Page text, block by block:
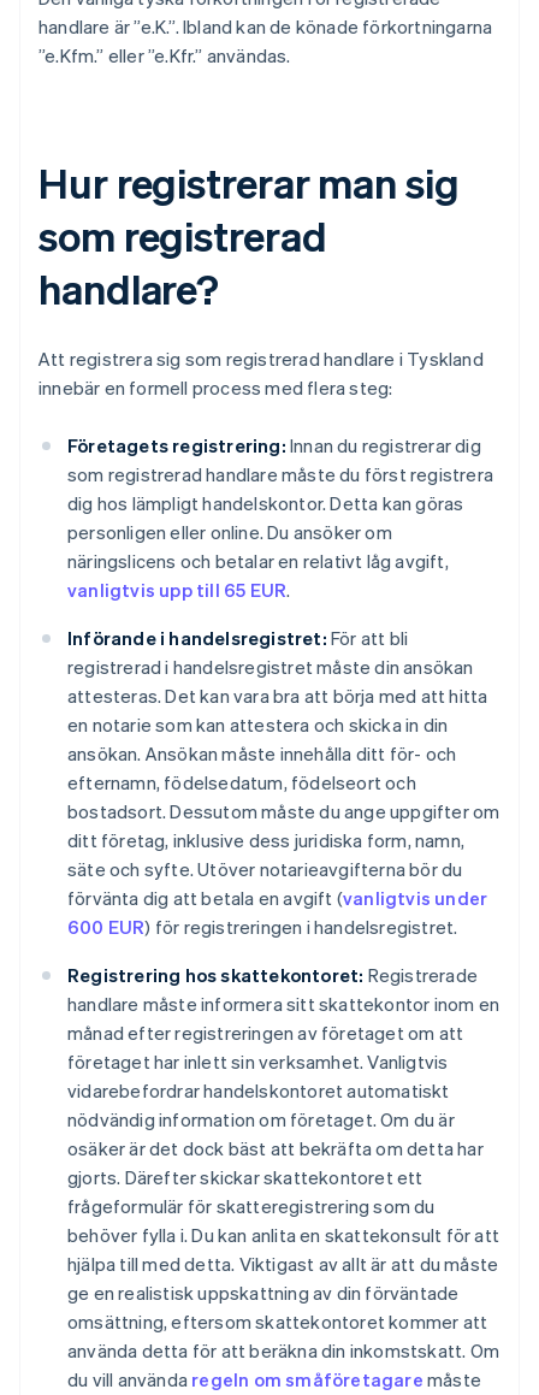
handlare är ”e.K.”. Ibland kan de könade förkortningarna
”e.Kfm.” eller ”e.Kfr.” användas.
Hur registrerar man sig
som registrerad
handlare?
Att registrera sig som registrerad handlare i Tyskland
innebär en formell process med flera steg:
Företagets registrering: Innan du registrerar dig
som registrerad handlare måste du först registrera
dig hos lämpligt handelskontor. Detta kan göras
personligen eller online. Du ansöker om
näringslicens och betalar en relativt låg avgift,
vanligtvis upp till 65 EUR.
Införande i handelsregistret: För att bli
registrerad i handelsregistret måste din ansökan
attesteras. Det kan vara bra att börja med att hitta
en notarie som kan attestera och skicka in din
ansökan. Ansökan måste innehålla ditt för- och
efternamn, födelsedatum, födelseort och
bostadsort. Dessutom måste du ange uppgifter om
ditt företag, inklusive dess juridiska form, namn,
säte och syfte. Utöver notarieavgifterna bör du
förvänta dig att betala en avgift (vanligtvis under
600 EUR) för registreringen i handelsregistret.
Registrering hos skattekontoret: Registrerade
handlare måste informera sitt skattekontor inom en
månad efter registreringen av företaget om att
företaget har inlett sin verksamhet. Vanligtvis
vidarebefordrar handelskontoret automatiskt
nödvändig information om företaget. Om du är
osäker är det dock bäst att bekräfta om detta har
gjorts. Därefter skickar skattekontoret ett
frågeformulär för skatteregistrering som du
behöver fylla i. Du kan anlita en skattekonsult för att
hjälpa till med detta. Viktigast av allt är att du måste
ge en realistisk uppskattning av din förväntade
omsättning, eftersom skattekontoret kommer att
använda detta för att beräkna din inkomstskatt. Om
du vill använda regeln om småföretagare måste